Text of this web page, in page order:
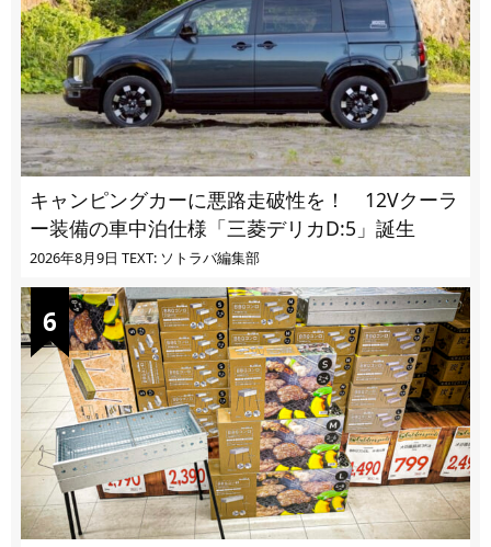
キャンピングカーに悪路走破性を！ 12Vクーラ
ー装備の車中泊仕様「三菱デリカD:5」誕生
2026年8月9日 TEXT: ソトラバ編集部